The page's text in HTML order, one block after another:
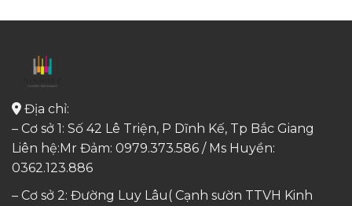
Địa chỉ:
– Cơ sở 1: Số 42 Lê Triện, P Dĩnh Kế, Tp Bắc Giang
Liên hệ:Mr Đảm: 0979.373.586 / Ms Huyền:
0362.123.886
– Cơ sở 2: Đường Luy Lâu( Cạnh sườn TTVH Kinh